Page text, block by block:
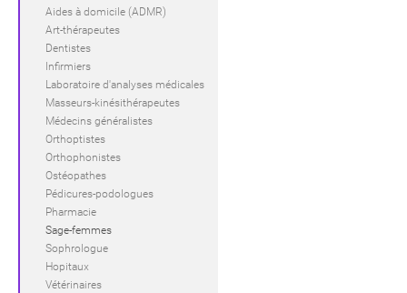
Aides à domicile (ADMR)
Art-thérapeutes
Dentistes
Infirmiers
Laboratoire d'analyses médicales
Masseurs-kinésithérapeutes
Médecins généralistes
Orthoptistes
Orthophonistes
Ostéopathes
Pédicures-podologues
Pharmacie
Sage-femmes
Sophrologue
Hopitaux
Vétérinaires